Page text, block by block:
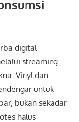
digital
streaming
Vinyl dan
untuk
bukan sekadar
halus